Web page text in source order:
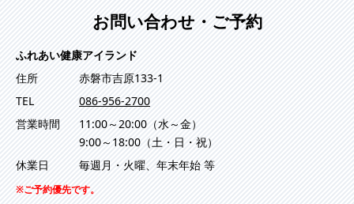
お問い合わせ・ご予約
ふれあい健康アイランド
住所
赤磐市吉原133-1
TEL
086-956-2700
営業時間
11:00～20:00（水～金）
9:00～18:00（土・日・祝）
休業日
毎週月・火曜、年末年始 等
ご予約優先です。